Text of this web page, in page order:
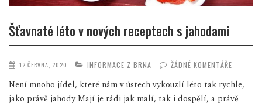
Šťavnaté léto v nových receptech s jahodami
12 ČERVNA, 2020 INFORMACE Z BRNA ŽÁDNÉ KOMENTÁŘE
Není mnoho jídel, které nám v ústech vykouzlí léto tak rychle,
jako právě jahody Mají je rádi jak malí, tak i dospělí, a právě